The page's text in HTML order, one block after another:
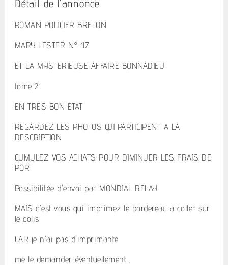
Détail de l'annonce
ROMAN POLICIER BRETON
MARY LESTER N° 47
ET LA MYSTERIEUSE AFFAIRE BONNADIEU
tome 2
EN TRES BON ETAT
REGARDEZ LES PHOTOS QUI PARTICIPENT A LA
DESCRIPTION
CUMULEZ VOS ACHATS POUR DIMINUER LES FRAIS DE
PORT
Possibilitée d'envoi par MONDIAL RELAY
MAIS c'est vous qui imprimez le bordereau a coller sur
le colis
CAR je n'ai pas d'imprimante
me le demander éventuellement ,